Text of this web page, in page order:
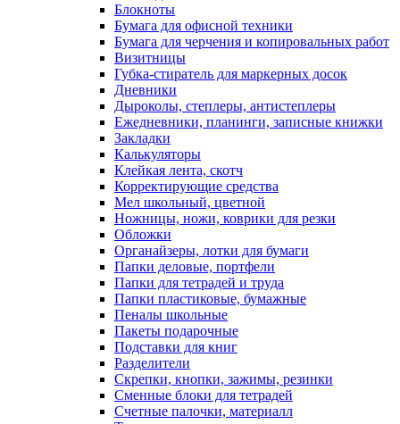
Блокноты
Бумага для офисной техники
Бумага для черчения и копировальных работ
Визитницы
Губка-стиратель для маркерных досок
Дневники
Дыроколы, степлеры, антистеплеры
Ежедневники, планинги, записные книжки
Закладки
Калькуляторы
Клейкая лента, скотч
Корректирующие средства
Мел школьный, цветной
Ножницы, ножи, коврики для резки
Обложки
Органайзеры, лотки для бумаги
Папки деловые, портфели
Папки для тетрадей и труда
Папки пластиковые, бумажные
Пеналы школьные
Пакеты подарочные
Подставки для книг
Разделители
Скрепки, кнопки, зажимы, резинки
Сменные блоки для тетрадей
Счетные палочки, материалл